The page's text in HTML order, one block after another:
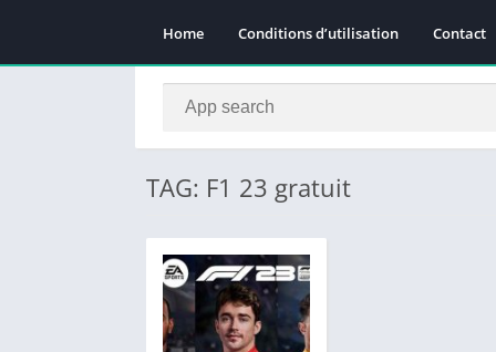
Home Conditions d’utilisation Contact
TAG: F1 23 gratuit